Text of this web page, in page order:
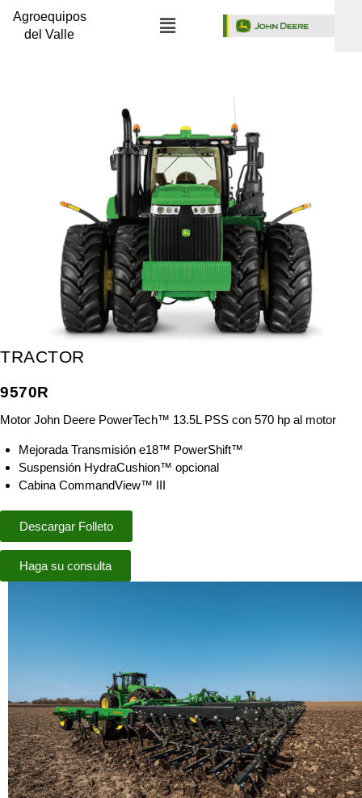
Agroequipos
del Valle
TRACTOR
9570R
Motor John Deere PowerTech™ 13.5L PSS con 570 hp al motor
Mejorada Transmisión e18™ PowerShift™
Suspensión HydraCushion™ opcional
Cabina CommandView™ III
Descargar Folleto
Haga su consulta